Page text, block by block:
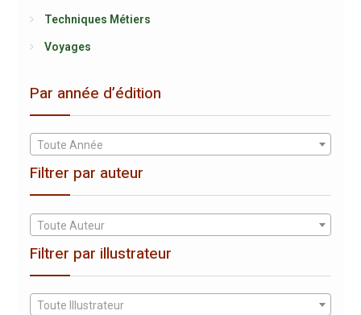
Techniques Métiers
Voyages
Par année d’édition
Toute Année
Filtrer par auteur
Toute Auteur
Filtrer par illustrateur
Toute Illustrateur